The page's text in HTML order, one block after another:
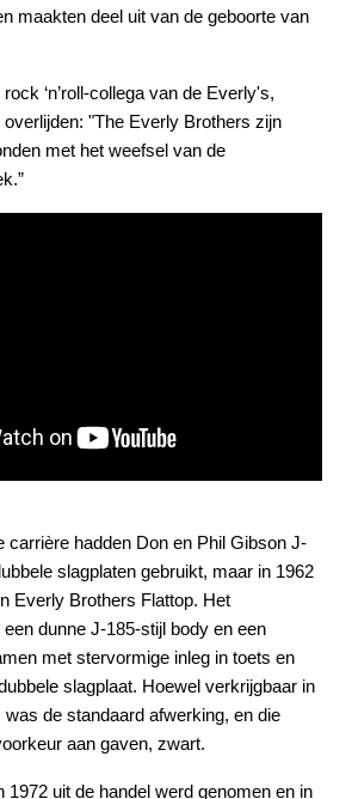
maakten deel uit van de geboorte van
‘n’roll-collega van de Everly's,
"The Everly Brothers zijn
met het weefsel van de
carrière hadden Don en Phil Gibson J-
slagplaten gebruikt, maar in 1962
Everly Brothers Flattop. Het
dunne J-185-stijl body en een
met stervormige inleg in toets en
slagplaat. Hoewel verkrijgbaar in
de standaard afwerking, en die
aan gaven, zwart.
1972 uit de handel werd genomen en in